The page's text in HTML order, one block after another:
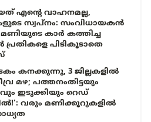
എന്റെ വാഹനമല്ല,
സ്വപ്നം: സംവിധായകൻ
കാർ കത്തിച്ച
പിടികൂടാതെ
കനക്കുന്നു, 3 ജില്ലകളിൽ
മഴ; പത്തനംതിട്ടയും
ഇടുക്കിയും റെഡ്
വരും മണിക്കൂറുകളിൽ